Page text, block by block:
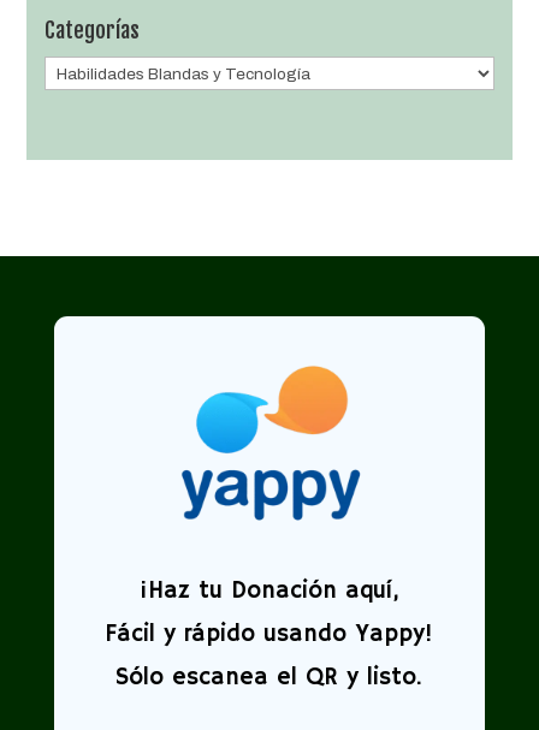
Categorías
Categorías
¡Haz tu Donación aquí,
Fácil y rápido usando Yappy!
Sólo escanea el QR y listo.